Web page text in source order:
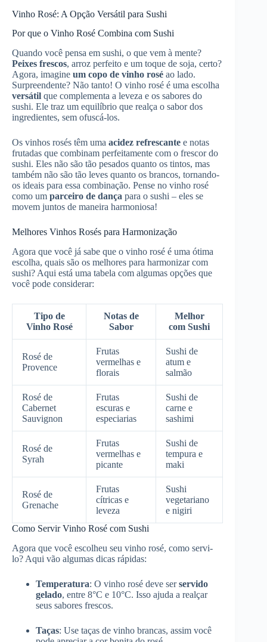
Vinho Rosé: A Opção Versátil para Sushi
Por que o Vinho Rosé Combina com Sushi
Quando você pensa em sushi, o que vem à mente?
Peixes frescos, arroz perfeito e um toque de soja, certo?
Agora, imagine um copo de vinho rosé ao lado.
Surpreendente? Não tanto! O vinho rosé é uma escolha
versátil que complementa a leveza e os sabores do
sushi. Ele traz um equilíbrio que realça o sabor dos
ingredientes, sem ofuscá-los.
Os vinhos rosés têm uma acidez refrescante e notas
frutadas que combinam perfeitamente com o frescor do
sushi. Eles não são tão pesados quanto os tintos, mas
também não são tão leves quanto os brancos, tornando-
os ideais para essa combinação. Pense no vinho rosé
como um parceiro de dança para o sushi – eles se
movem juntos de maneira harmoniosa!
Melhores Vinhos Rosés para Harmonização
Agora que você já sabe que o vinho rosé é uma ótima
escolha, quais são os melhores para harmonizar com
sushi? Aqui está uma tabela com algumas opções que
você pode considerar:
Tipo de
Vinho Rosé
Notas de
Sabor
Melhor
com Sushi
Rosé de
Provence
Frutas
vermelhas e
florais
Sushi de
atum e
salmão
Rosé de
Cabernet
Sauvignon
Frutas
escuras e
especiarias
Sushi de
carne e
sashimi
Rosé de
Syrah
Frutas
vermelhas e
picante
Sushi de
tempura e
maki
Rosé de
Grenache
Frutas
cítricas e
leveza
Sushi
vegetariano
e nigiri
Como Servir Vinho Rosé com Sushi
Agora que você escolheu seu vinho rosé, como servi-
lo? Aqui vão algumas dicas rápidas:
Temperatura: O vinho rosé deve serservido
gelado, entre 8°C e 10°C. Isso ajuda a realçar
seus sabores frescos.
Taças: Use taças de vinho brancas, assim você